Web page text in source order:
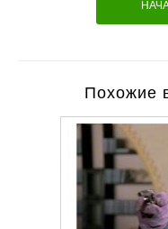
Похожие